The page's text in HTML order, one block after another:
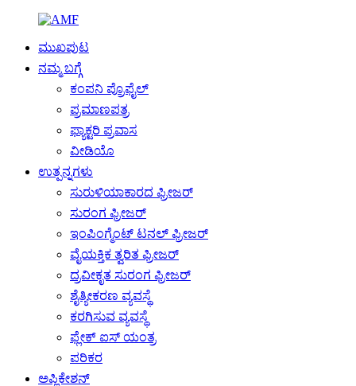
ಮುಖಪುಟ
ನಮ್ಮ ಬಗ್ಗೆ
ಕಂಪನಿ ಪ್ರೊಫೈಲ್
ಪ್ರಮಾಣಪತ್ರ
ಫ್ಯಾಕ್ಟರಿ ಪ್ರವಾಸ
ವೀಡಿಯೊ
ಉತ್ಪನ್ನಗಳು
ಸುರುಳಿಯಾಕಾರದ ಫ್ರೀಜರ್
ಸುರಂಗ ಫ್ರೀಜರ್
ಇಂಪಿಂಗ್ಮೆಂಟ್ ಟನಲ್ ಫ್ರೀಜರ್
ವೈಯಕ್ತಿಕ ತ್ವರಿತ ಫ್ರೀಜರ್
ದ್ರವೀಕೃತ ಸುರಂಗ ಫ್ರೀಜರ್
ಶೈತ್ಯೀಕರಣ ವ್ಯವಸ್ಥೆ
ಕರಗಿಸುವ ವ್ಯವಸ್ಥೆ
ಫ್ಲೇಕ್ ಐಸ್ ಯಂತ್ರ
ಪರಿಕರ
ಅಪ್ಲಿಕೇಶನ್